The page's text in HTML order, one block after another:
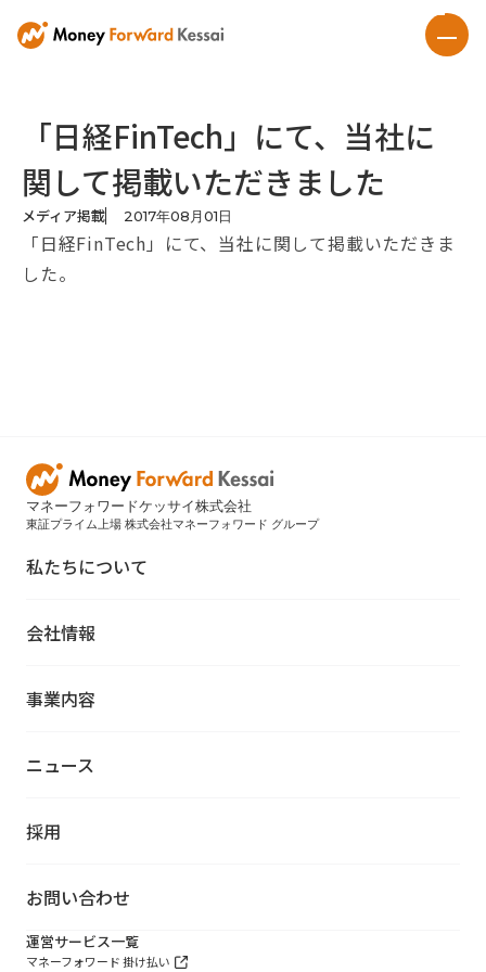
「日経FinTech」にて、当社に
関して掲載いただきました
メディア掲載 2017年08 月01日
「日経FinTech」にて、当社に関して掲載いただきま
した。
マネーフォワードケッサイ株式会社
東証プライム上場 株式会社マネーフォワード グループ
私たちについて
会社情報
事業内容
ニュース
採用
お問い合わせ
運営サービス一覧
マネーフォワード 掛け払い